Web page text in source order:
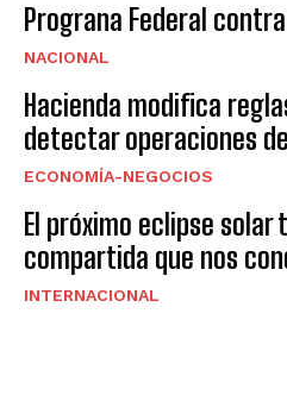
Prograna Federal
NACIONAL
Hacienda modifica
detectar operaciones
ECONOMÍA-NEGOCIOS
El próximo eclipse
compartida que nos
INTERNACIONAL